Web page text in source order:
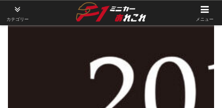
カテゴリー メニュー